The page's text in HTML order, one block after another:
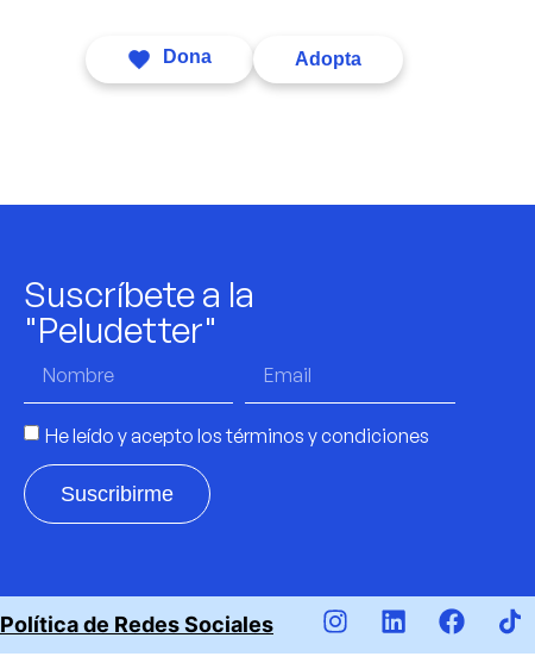
Dona Adopta
Suscríbete a la
"Peludetter"
He leído y acepto lostérminos y condiciones
Suscribirme
Política de Redes Sociales